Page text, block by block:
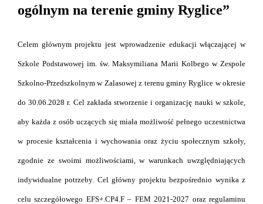
ogólnym na terenie gminy Ryglice”
Celem głównym projektu jest wprowadzenie edukacji włączającej w
Szkole Podstawowej im. św. Maksymiliana Marii Kolbego w Zespole
Szkolno-Przedszkolnym w Zalasowej z terenu gminy Ryglice w okresie
do 30.06.2028 r. Cel zakłada stworzenie i organizację nauki w szkole,
aby każda z osób uczących się miała możliwość pełnego uczestnictwa
w procesie kształcenia i wychowania oraz życiu społecznym szkoły,
zgodnie ze swoimi możliwościami, w warunkach uwzględniających
indywidualne potrzeby. Cel główny projektu bezpośrednio wynika z
celu szczegółowego EFS+.CP4.F – FEM 2021-2027 oraz regulaminu